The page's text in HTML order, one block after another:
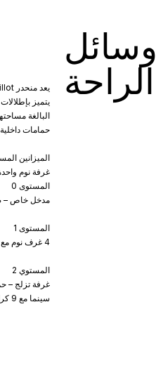
وسائل
الراحة
حمامات
الميزانين
غرفة نوم
المستوى 0
مدخل خاص –
المستوى 1
4 غرف نوم مع حمامات داخلية ومرحاض وغرفة ملابس ومكتب وشرفة.
المستوي 2
غرفة تزلج –
سينما مع 9 كراسي قابلة للتمدد – تراس – ساونا.